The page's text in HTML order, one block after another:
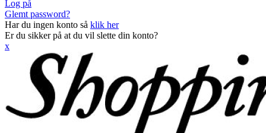
Log på
Glemt password?
Har du ingen konto så klik her
Er du sikker på at du vil slette din konto?
x